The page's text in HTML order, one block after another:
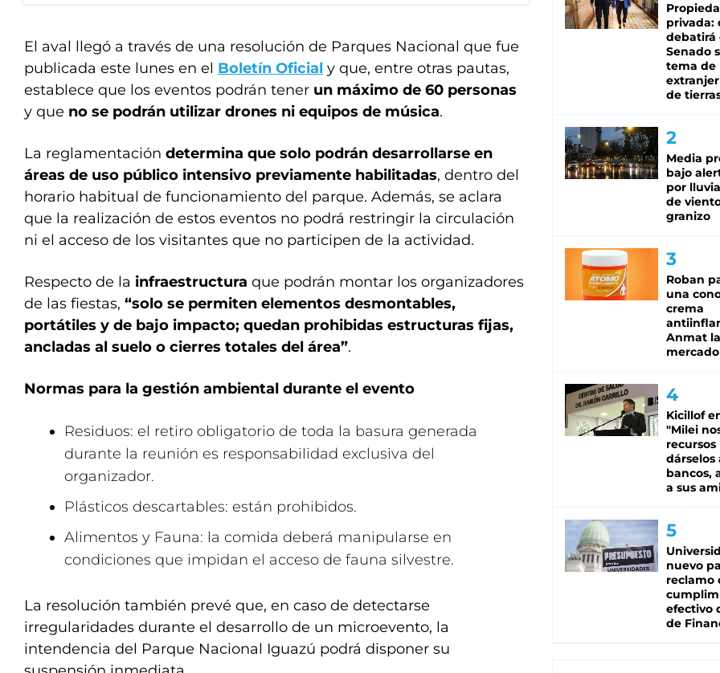
El aval llegó a través de una resolución de Parques Nacional que fue
publicada este lunes en el Boletín Oficial y que, entre otras pautas,
establece que los eventos podrán tener un máximo de 60 personas
y que no se podrán utilizar drones ni equipos de música.
La reglamentación determina que solo podrán desarrollarse en
áreas de uso público intensivo previamente habilitadas, dentro del
horario habitual de funcionamiento del parque. Además, se aclara
que la realización de estos eventos no podrá restringir la circulación
ni el acceso de los visitantes que no participen de la actividad.
Respecto de la infraestructura que podrán montar los organizadores
de las fiestas, “solo se permiten elementos desmontables,
portátiles y de bajo impacto; quedan prohibidas estructuras fijas,
ancladas al suelo o cierres totales del área”.
Normas para la gestión ambiental durante el evento
Residuos: el retiro obligatorio de toda la basura generada
durante la reunión es responsabilidad exclusiva del
organizador.
Plásticos descartables: están prohibidos.
Alimentos y Fauna: la comida deberá manipularse en
condiciones que impidan el acceso de fauna silvestre.
La resolución también prevé que, en caso de detectarse
irregularidades durante el desarrollo de un microevento, la
intendencia del Parque Nacional Iguazú podrá disponer su
privada:
debatirá
Senado
tema de
de
Media
bajo
por
de
granizo
Roban
una
crema
Anmat
mercado
Kicillof
"Milei
recursos
dárselos
bancos,
a sus
nuevo
reclamo
efectivo
de